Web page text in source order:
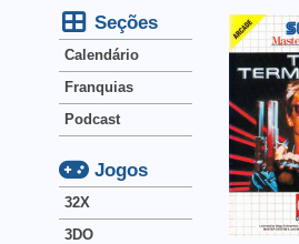
Seções
Calendário
Franquias
Podcast
Jogos
32X
3DO